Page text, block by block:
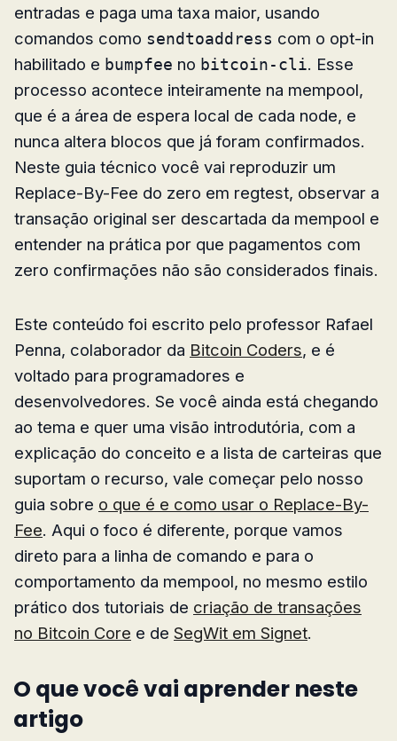
entradas e paga uma taxa maior, usando
comandos como sendtoaddress com o opt-in
habilitado e bumpfee no bitcoin-cli. Esse
processo acontece inteiramente na mempool,
que é a área de espera local de cada node, e
nunca altera blocos que já foram confirmados.
Neste guia técnico você vai reproduzir um
Replace-By-Fee do zero em regtest, observar a
transação original ser descartada da mempool e
entender na prática por que pagamentos com
zero confirmações não são considerados finais.
Este conteúdo foi escrito pelo professor Rafael
Penna, colaborador da Bitcoin Coders, e é
voltado para programadores e
desenvolvedores. Se você ainda está chegando
ao tema e quer uma visão introdutória, com a
explicação do conceito e a lista de carteiras que
suportam o recurso, vale começar pelo nosso
guia sobre o que é e como usar o Replace-By-
Fee. Aqui o foco é diferente, porque vamos
direto para a linha de comando e para o
comportamento da mempool, no mesmo estilo
prático dos tutoriais de criação de transações
no Bitcoin Core e de SegWit em Signet.
O que você vai aprender neste
artigo